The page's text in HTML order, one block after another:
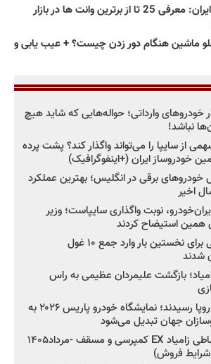
بهترین وانت ها در ایران: معرفی 25 تا از برترین وانت ها در بازار
ماشین هنگام دور زدن چیست؟ + عیب یابی و
خودروهای وارداتی؛ حواله‌هایی که شاید هیچ
نباشد!
از سایپا را می‌تواند واگذار کند؟ پشت پرده
خودروساز ایران (+اینفوگرافیک)
برقی در انگلیس؛ بهترین عملکرد
نوبت واگذاری سایپاست؛ وزیر
همین استیضاح کردند
۳ خودروساز چینی برای نخستین بار وارد جمع ۱۰ غول
شدند
بازگشت علیمردان عظیمی به راس
چینی‌ها به قلب اروپا رسیدند؛ نمایشگاه خودرو پاریس ۲۰۲۶ به
جهان تبدیل می‌شود
شروع فروش اقساطی زامیاد EX کمپرسی و مسقف -مرداد۱۴۰۵
فروش)